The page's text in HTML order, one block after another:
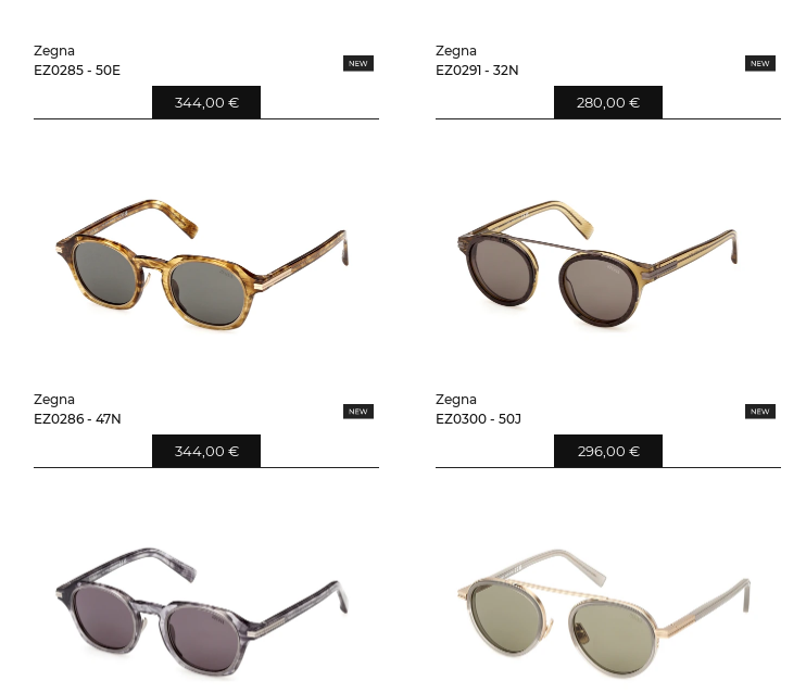
Zegna
EZ0285 - 50E
344,00 €
Zegna
EZ0291 - 32N
280,00 €
Zegna
EZ0286 - 47N
344,00 €
Zegna
EZ0300 - 50J
296,00 €